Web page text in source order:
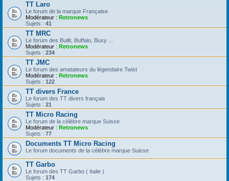
TT Laro
Le forum de la marque Française
Modérateur : Retronews
Sujets : 41
TT MRC
Le forum des Bullit, Buffalo, Buxy ...
Modérateur : Retronews
Sujets : 234
TT JMC
Le forum des amatateurs du légendaire Twist
Modérateur : Retronews
Sujets : 122
TT divers France
Le forum des TT divers français
Sujets : 21
TT Micro Racing
Le forum de la célèbre marque Suisse
Modérateur : Retronews
Sujets : 77
Documents TT Micro Racing
Le forum documents de la célèbre marque Suisse
TT Garbo
Le forum des TT Garbo ( Italie )
Sujets : 174